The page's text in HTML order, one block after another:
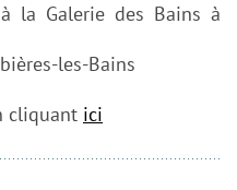
la Galerie des Bains à
les-Bains
cliquant ici